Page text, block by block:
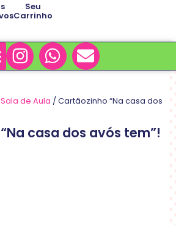
Seu
Carrinho
de Aula / Cartãozinho “Na casa dos
casa dos avós tem”!